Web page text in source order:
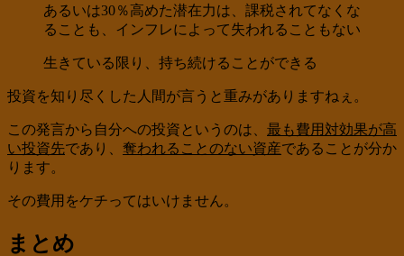
あるいは30％高めた潜在力は、課税されてなくな
ることも、インフレによって失われることもない
生きている限り、持ち続けることができる
投資を知り尽くした人間が言うと重みがありますねぇ。
この発言から自分への投資というのは、 最も費用対効果が高
い投資先であり、 奪われることのない資産であることが分か
ります。
その費用をケチってはいけません。
まとめ